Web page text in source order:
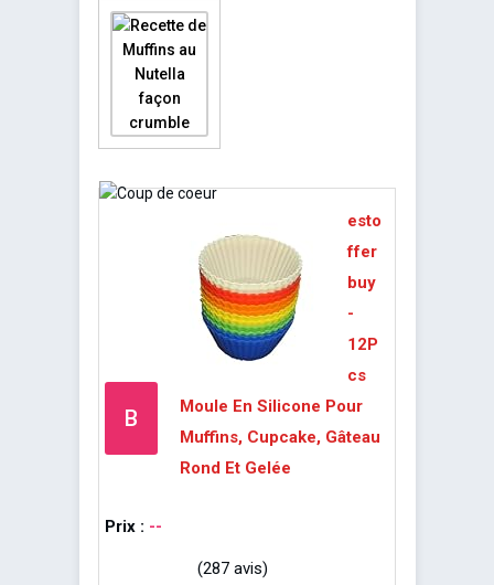
B
esto
ffer
buy
-
12P
cs
Moule En Silicone Pour
Muffins, Cupcake, Gâteau
Rond Et Gelée
Prix : --
(287 avis)